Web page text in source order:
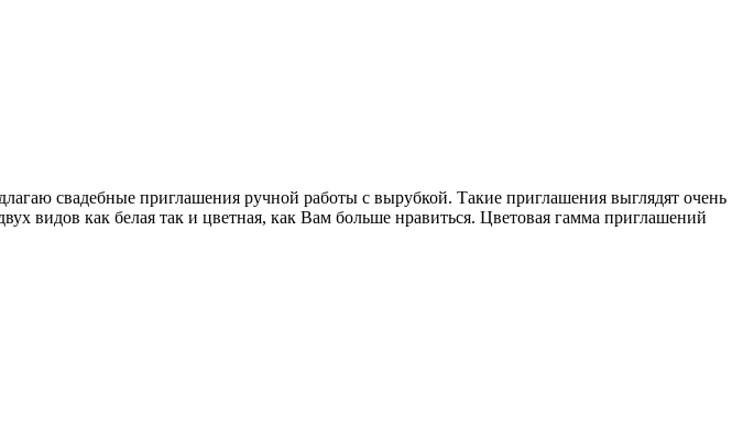
свадебные приглашения ручной работы с вырубкой. Такие приглашения выглядят очень
видов как белая так и цветная, как Вам больше нравиться. Цветовая гамма приглашений